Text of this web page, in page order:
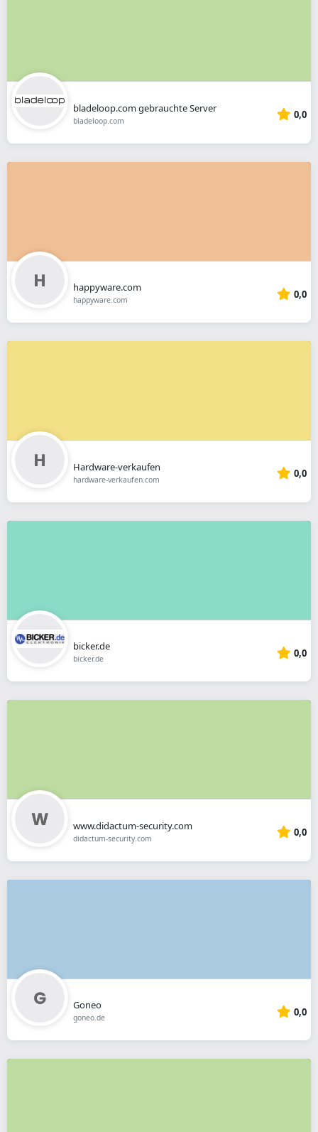
bladeloop.com gebrauchte Server
bladeloop.com 0,0
happyware.com
happyware.com 0,0
Hardware-verkaufen
hardware-verkaufen.com 0,0
bicker.de
bicker.de 0,0
www.didactum-security.com
didactum-security.com 0,0
Goneo
goneo.de 0,0